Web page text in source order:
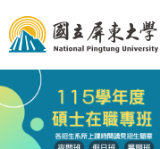
跳
到
主
內
容